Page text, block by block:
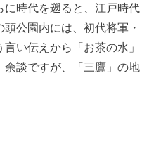
時代を遡ると、江戸時代
公園内には、初代将軍・
い伝えから「お茶の水」
余談ですが、「三鷹」の地